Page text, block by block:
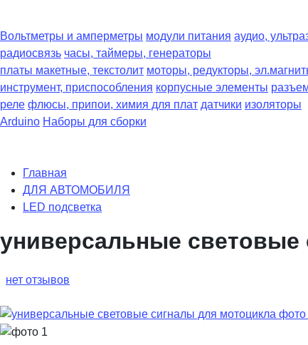
Вольтметры и амперметры модули питания аудио,
радиосвязь часы, таймеры, генераторы
платы макетные, текстолит моторы, редукторы,
инструмент, приспособления корпусные элементы
реле флюсы, припои, химия для плат датчики изоляторы
Arduino Наборы для сборки
Главная
ДЛЯ АВТОМОБИЛЯ
LED подсветка
универсальные
нет отзывов